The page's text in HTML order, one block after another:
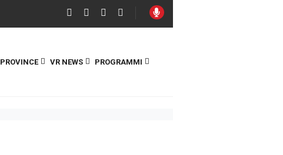
PROVINCE VR NEWS PROGRAMMI